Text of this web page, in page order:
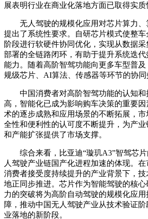
展表明行业在商业化落地方面已取得实质
无人驾驶的规模化应用对芯片算力、
提出了系统性要求。自研芯片模式使整车
阶段进行软硬件协同优化，实现从数据
部署的全链路闭环，有助于提升系统迭
能力。随着高阶智驾功能向更多车型普
规级芯片、AI算法、传感器等环节的协同
中国消费者对高阶智驾功能的认知和
高，智能化已成为影响购车决策的重要
术的逐步成熟和应用场景的不断拓展，
全性和便利性的认可度不断提升，为产业
和产能扩张提供了市场支撑。
综合来看，比亚迪“璇玑A3”智驾芯片
人驾驶产业链国产化进程加速的体现。在
消费者接受度持续提升的产业背景下，
地正同步推进。芯片作为智能驾驶的核
力的突破将为高阶自动驾驶的规模化应
障，推动中国无人驾驶产业从技术验证
业落地的新阶段。